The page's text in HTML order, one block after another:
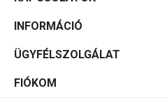
INFORMÁCIÓ
ÜGYFÉLSZOLGÁLAT
FIÓKOM